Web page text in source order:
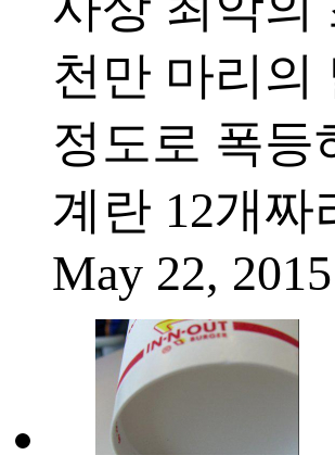
천만 마리의
정도로 폭등
계란 12개
May 22,